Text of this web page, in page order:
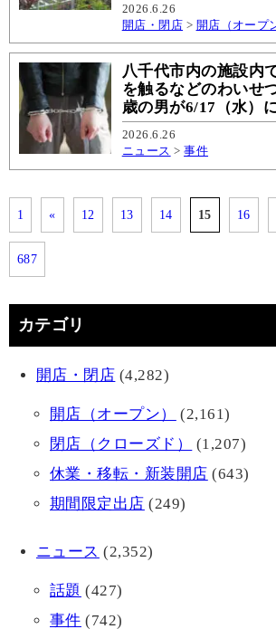
2026.6.26
開店・閉店 > 開店（オープ
八千代市内の施設内
を触るなどのわいせ
歳の男が6/17（水）
2026.6.26
ニュース >事件
1 « 12 13 14 15 16
687
カテゴリ
開店・閉店 (4,282)
開店（オープン）
(2,161)
閉店（クローズド）
(1,207)
休業・移転・新装開店 (643)
期間限定出店 (249)
ニュース (2,352)
話題 (427)
事件 (742)